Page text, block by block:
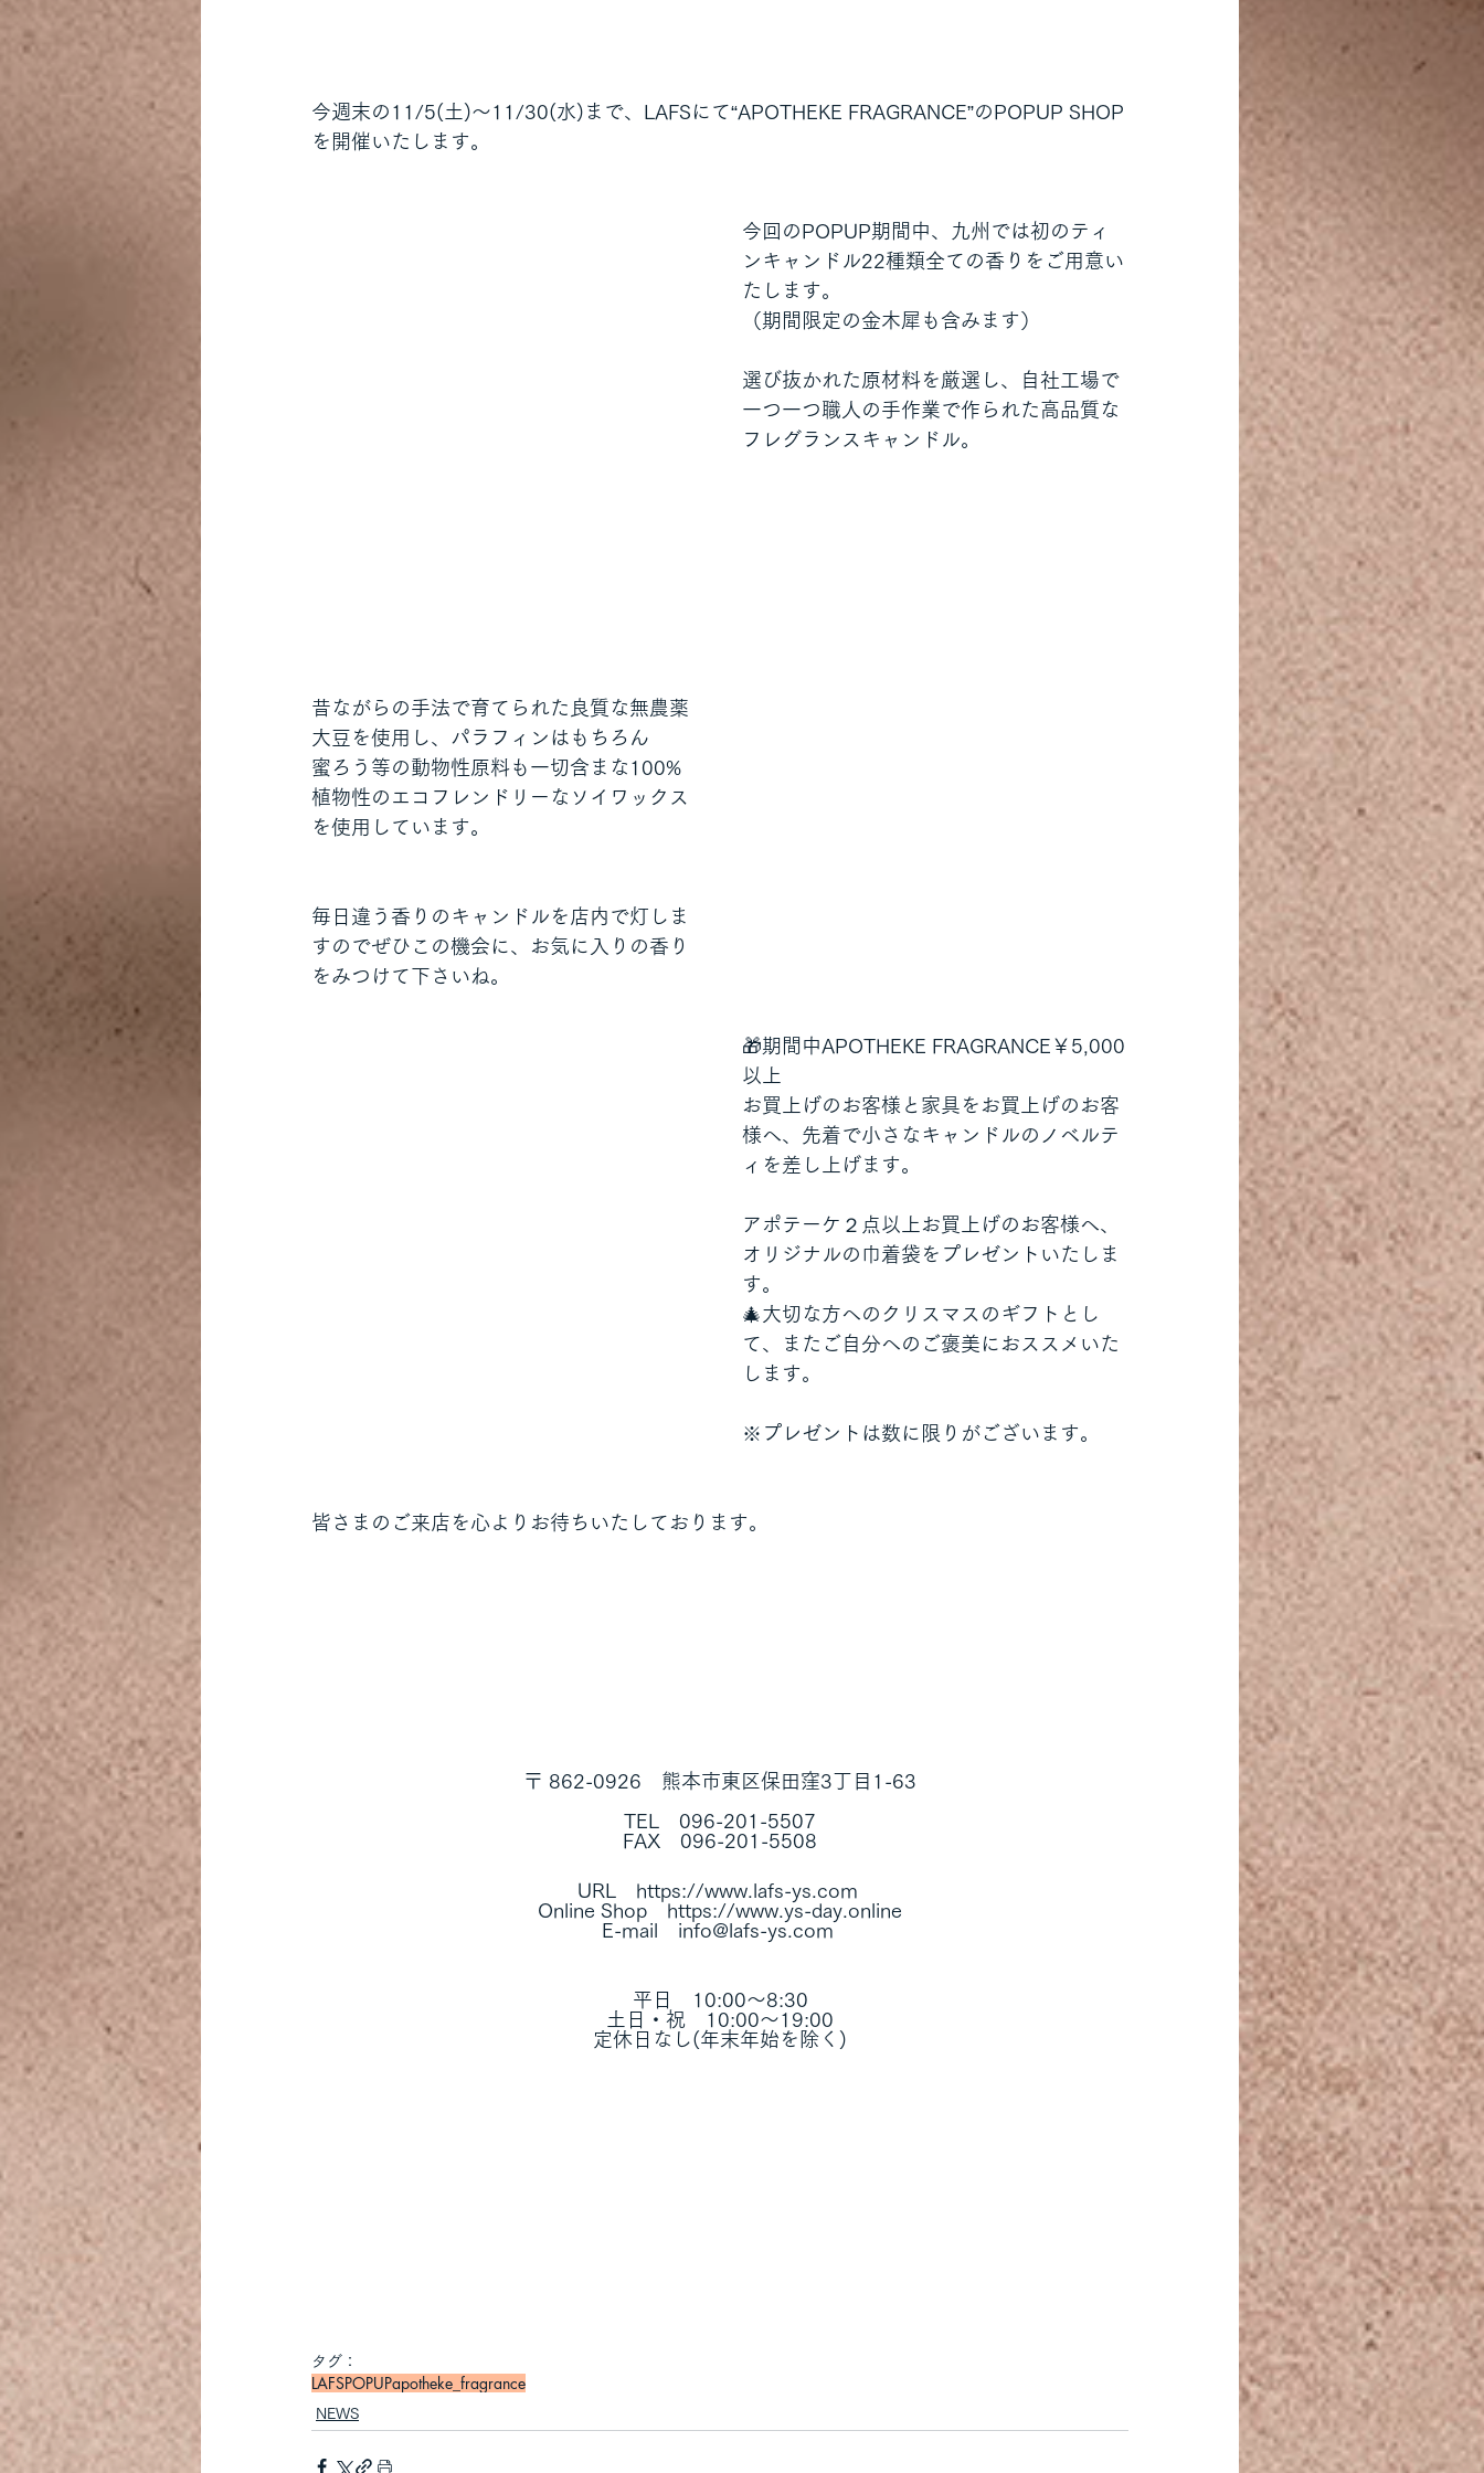
今週末の11/5(土)～11/30(水)まで、LAFSにて“APOTHEKE FRAGRANCE”のPOPUP SHOP
を開催いたします。
今回のPOPUP期間中、九州では初のティ
ンキャンドル22種類全ての香りをご用意い
たします。
（期間限定の金木犀も含みます）
選び抜かれた原材料を厳選し、自社工場で
一つ一つ職人の手作業で作られた高品質な
フレグランスキャンドル。
昔ながらの手法で育てられた良質な無農薬
大豆を使用し、パラフィンはもちろん
蜜ろう等の動物性原料も一切含まな100%
植物性のエコフレンドリーなソイワックス
を使用しています。
毎日違う香りのキャンドルを店内で灯しま
すのでぜひこの機会に、お気に入りの香り
をみつけて下さいね。
🎁期間中APOTHEKE FRAGRANCE￥5,000
以上
お買上げのお客様と家具をお買上げのお客
様へ、先着で小さなキャンドルのノベルテ
ィを差し上げます。
アポテーケ２点以上お買上げのお客様へ、
オリジナルの巾着袋をプレゼントいたしま
す。
🎄大切な方へのクリスマスのギフトとし
て、またご自分へのご褒美におススメいた
します。
※プレゼントは数に限りがございます。
皆さまのご来店を心よりお待ちいたしております。
〒 862-0926　熊本市東区保田窪3丁目1-63
TEL　096-201-5507
FAX　096-201-5508
URL　https://www.lafs-ys.com
Online Shop　https://www.ys-day.online
E-mail　info@lafs-ys.com
平日　10:00～8:30
土日・祝　10:00～19:00
定休日なし(年末年始を除く)
タグ：
LAFSPOPUPapotheke_fragrance
NEWS